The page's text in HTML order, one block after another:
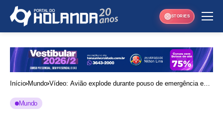
STORIES
Início Mundo Vídeo: Avião explode durante pouso de emergência e
Mundo